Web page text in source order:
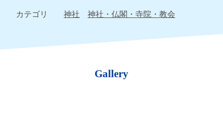
カテゴリ
神社 神社・仏閣・寺院・教会
Gallery